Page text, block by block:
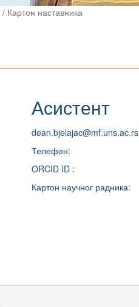
/ Картон наставника
Асистент
dean.bjelajac@mf.uns.ac.rs
Телефон:
ORCID ID :
Картон научног радника: